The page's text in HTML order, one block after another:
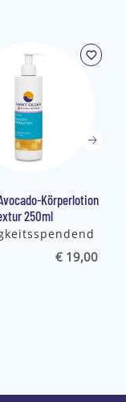
Körperlotion
250ml
€ 19,00